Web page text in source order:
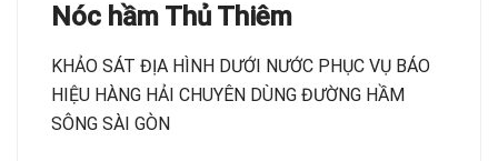
Nóc hầm Thủ Thiêm
KHẢO SÁT ĐỊA HÌNH DƯỚI NƯỚC PHỤC VỤ BÁO
HIỆU HÀNG HẢI CHUYÊN DÙNG ĐƯỜNG HẦM
SÔNG SÀI GÒN